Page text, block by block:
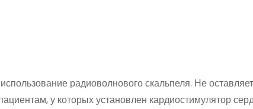
радиоволнового скальпеля. Не
у которых установлен кардиостимулятор